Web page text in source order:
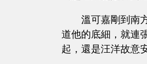
溫可嘉剛到南
道他的底細，就連
起，還是汪洋故意